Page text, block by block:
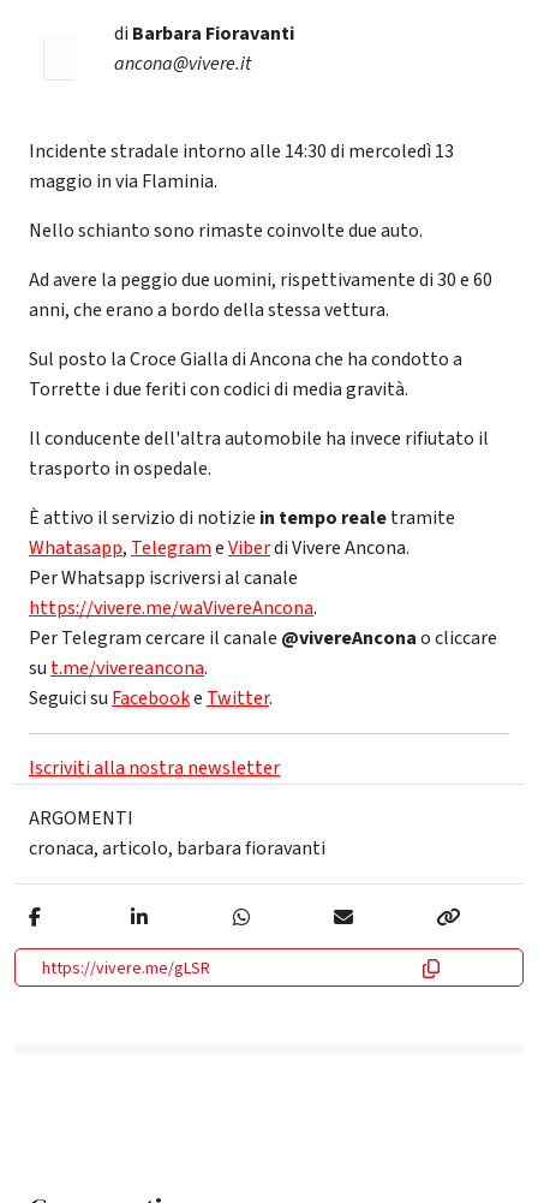
di Barbara Fioravanti
ancona@vivere.it
Incidente stradale intorno alle 14:30 di mercoledì 13
maggio in via Flaminia.
Nello schianto sono rimaste coinvolte due auto.
Ad avere la peggio due uomini, rispettivamente di 30 e 60
anni, che erano a bordo della stessa vettura.
Sul posto la Croce Gialla di Ancona che ha condotto a
Torrette i due feriti con codici di media gravità.
Il conducente dell'altra automobile ha invece rifiutato il
trasporto in ospedale.
È attivo il servizio di notizie in tempo realetramite
Whatasapp, TelegrameViberdi Vivere Ancona.
Per Whatsapp iscriversi al canale
https://vivere.me/waVivereAncona.
Per Telegram cercare il canale @vivereAnconao cliccare
su t.me/vivereancona.
Seguici su Facebooke Twitter.
Iscriviti alla nostra newsletter
ARGOMENTI
cronaca,articolo, barbara fioravanti
https://vivere.me/gLSR